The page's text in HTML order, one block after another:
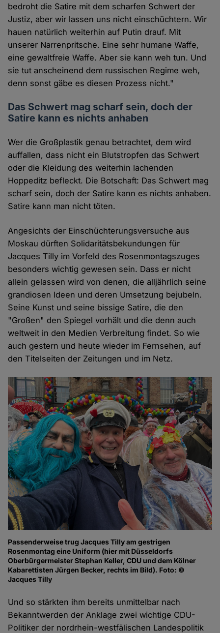
bedroht die Satire mit dem scharfen Schwert der
Justiz, aber wir lassen uns nicht einschüchtern. Wir
hauen natürlich weiterhin auf Putin drauf. Mit
unserer Narrenpritsche. Eine sehr humane Waffe,
eine gewaltfreie Waffe. Aber sie kann weh tun. Und
sie tut anscheinend dem russischen Regime weh,
denn sonst gäbe es diesen Prozess nicht."
Das Schwert mag scharf sein, doch der
Satire kann es nichts anhaben
Wer die Großplastik genau betrachtet, dem wird
auffallen, dass nicht ein Blutstropfen das Schwert
oder die Kleidung des weiterhin lachenden
Hoppeditz befleckt. Die Botschaft: Das Schwert mag
scharf sein, doch der Satire kann es nichts anhaben.
Satire kann man nicht töten.
Angesichts der Einschüchterungsversuche aus
Moskau dürften Solidaritätsbekundungen für
Jacques Tilly im Vorfeld des Rosenmontagszuges
besonders wichtig gewesen sein. Dass er nicht
allein gelassen wird von denen, die alljährlich seine
grandiosen Ideen und deren Umsetzung bejubeln.
Seine Kunst und seine bissige Satire, die den
"Großen" den Spiegel vorhält und die denn auch
weltweit in den Medien Verbreitung findet. So wie
auch gestern und heute wieder im Fernsehen, auf
den Titelseiten der Zeitungen und im Netz.
Passenderweise trug Jacques Tilly am gestrigen
Rosenmontag eine Uniform (hier mit Düsseldorfs
Oberbürgermeister Stephan Keller, CDU und dem Kölner
Kabarettisten Jürgen Becker, rechts im Bild). Foto: ©
Jacques Tilly
Und so stärkten ihm bereits unmittelbar nach
Bekanntwerden der Anklage zwei wichtige CDU-
Politiker der nordrhein-westfälischen Landespolitik